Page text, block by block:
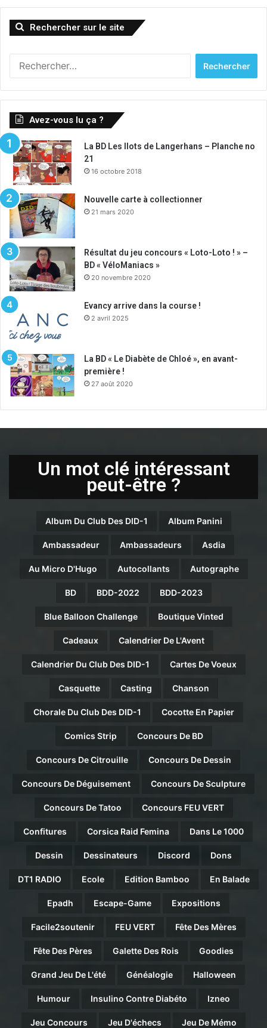
Rechercher sur le site
Avez-vous lu ça ?
La BD Les Ilots de Langerhans – Planche no
21
16 octobre 2018
Nouvelle carte à collectionner
21 mars 2020
Résultat du jeu concours « Loto-Loto ! » –
BD « VéloManiacs »
20 novembre 2020
Evancy arrive dans la course !
2 avril 2025
La BD « Le Diabète de Chloé », en avant-
première !
27 août 2020
Un mot clé intéressant
peut-être ?
Album Du Club Des DID-1 Album Panini
Ambassadeur Ambassadeurs Asdia
Au Micro D'Hugo Autocollants Autographe
BD BDD-2022 BDD-2023
Blue Balloon Challenge Boutique Vinted
Cadeaux Calendrier De L'Avent
Calendrier Du Club Des DID-1 Cartes De Voeux
Casquette Casting Chanson
Chorale Du Club Des DID-1 Cocotte En Papier
Comics Strip Concours De BD
Concours De Citrouille Concours De Dessin
Concours De Déguisement Concours De Sculpture
Concours De Tatoo Concours FEU VERT
Confitures Corsica Raid Femina Dans Le 1000
Dessin Dessinateurs Discord Dons
DT1 RADIO Ecole Edition Bamboo En Balade
Epadh Escape-Game Expositions
Facile2soutenir FEU VERT Fête Des Mères
Fête Des Pères Galette Des Rois Goodies
Grand Jeu De L'été Généalogie Halloween
Humour Insulino Contre Diabéto Izneo
Jeu Concours Jeu D'échecs Jeu De Mémo